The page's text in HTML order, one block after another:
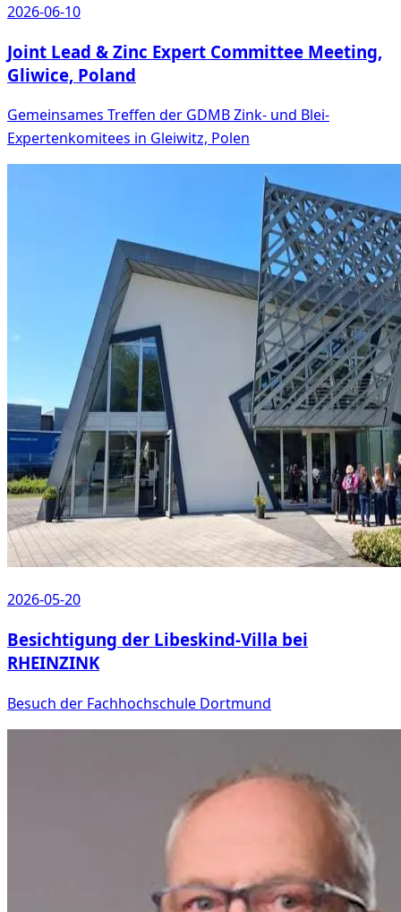
2026-06-10
Joint Lead & Zinc Expert Committee Meeting,
Gliwice, Poland
Gemeinsames Treffen der GDMB Zink- und Blei-
Expertenkomitees in Gleiwitz, Polen
2026-05-20
Besichtigung der Libeskind-Villa bei
RHEINZINK
Besuch der Fachhochschule Dortmund